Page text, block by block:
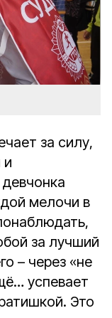
за силу,
и
мелочи в
за лучший
– через «не
успевает
Это